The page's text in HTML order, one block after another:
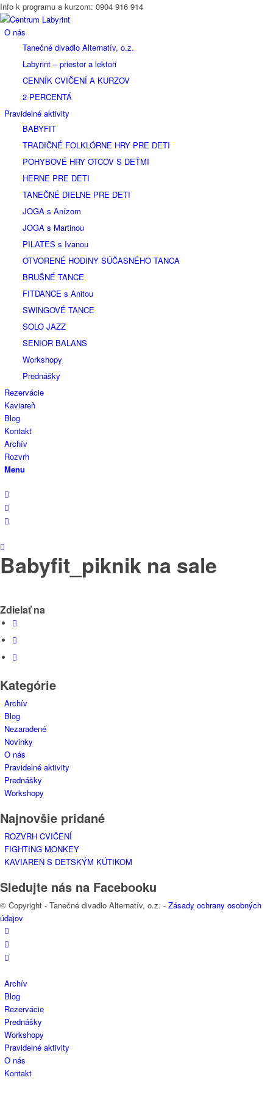
Info k programu a kurzom: 0904 916 914
O nás
Tanečné divadlo Alternatív, o.z.
Labyrint – priestor a lektori
CENNÍK CVIČENÍ A KURZOV
2-PERCENTÁ
Pravidelné aktivity
BABYFIT
TRADIČNÉ FOLKLÓRNE HRY PRE DETI
POHYBOVÉ HRY OTCOV S DEŤMI
HERNE PRE DETI
TANEČNÉ DIELNE PRE DETI
JOGA s Anízom
JOGA s Martinou
PILATES s Ivanou
OTVORENÉ HODINY SÚČASNÉHO TANCA
BRUŠNÉ TANCE
FITDANCE s Anitou
SWINGOVÉ TANCE
SOLO JAZZ
SENIOR BALANS
Workshopy
Prednášky
Rezervácie
Kaviareň
Blog
Kontakt
Archív
Rozvrh
Menu
Babyfit_piknik na sale
Zdielať na
Kategórie
Archív
Blog
Nezaradené
Novinky
O nás
Pravidelné aktivity
Prednášky
Workshopy
Najnovšie pridané
ROZVRH CVIČENÍ
FIGHTING MONKEY
KAVIAREŇ S DETSKÝM KÚTIKOM
Sledujte nás na Facebooku
© Copyright - Tanečné divadlo Alternatív, o.z. - Zásady ochrany osobných
údajov
Archív
Blog
Rezervácie
Prednášky
Workshopy
Pravidelné aktivity
O nás
Kontakt